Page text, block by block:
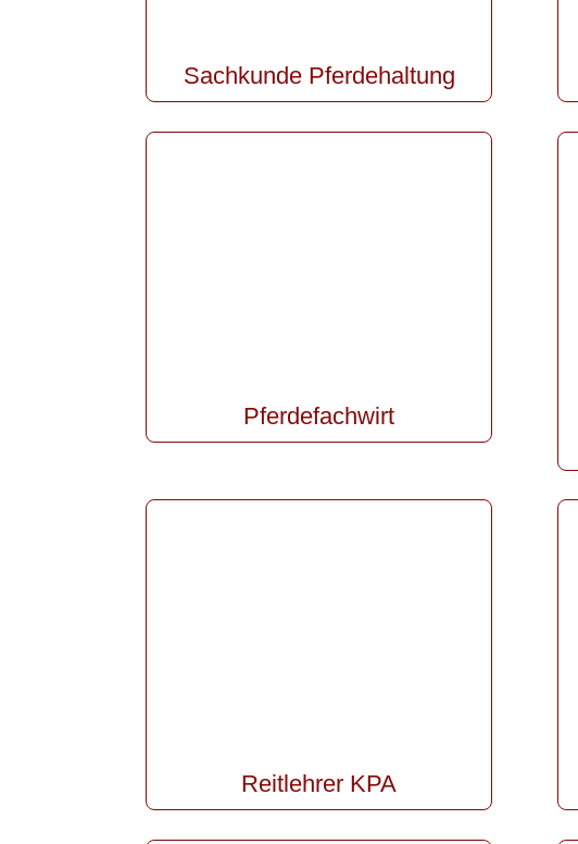
Sachkunde Pferdehaltung
Pferdefachwirt
Reitlehrer KPA